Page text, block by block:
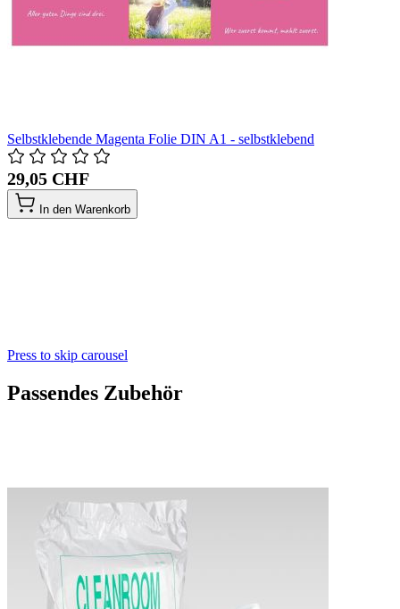
Selbstklebende Magenta Folie DIN A1 - selbstklebend
29,05 CHF
In den Warenkorb
Press to skip carousel
Passendes Zubehör